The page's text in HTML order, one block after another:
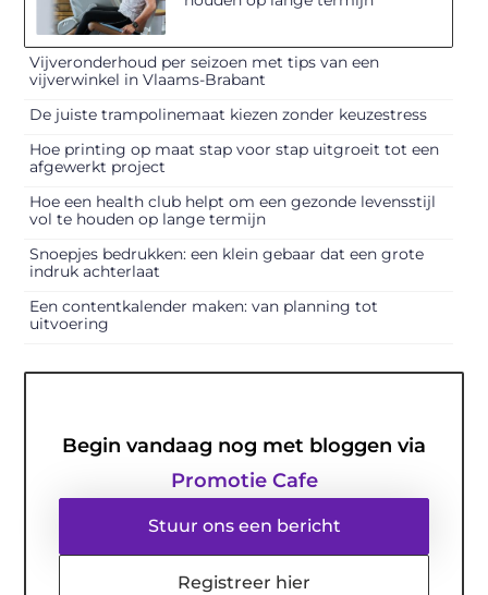
Vijveronderhoud per seizoen met tips van een
vijverwinkel in Vlaams-Brabant
De juiste trampolinemaat kiezen zonder keuzestress
Hoe printing op maat stap voor stap uitgroeit tot een
afgewerkt project
Hoe een health club helpt om een gezonde levensstijl
vol te houden op lange termijn
Snoepjes bedrukken: een klein gebaar dat een grote
indruk achterlaat
Een contentkalender maken: van planning tot
uitvoering
Begin vandaag nog met bloggen via
Promotie Cafe
Stuur ons een bericht
Registreer hier